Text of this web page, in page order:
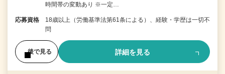
時間帯の変動あり ※一定…
応募資格
18歳以上（労働基準法第61条による）、経験・学歴は一切不
問
後で見る 詳細を見る